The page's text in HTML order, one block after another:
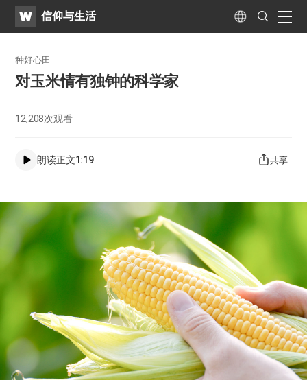
WATV信仰与生活 Language
Search
Submit
种好心田
对玉米情有独钟的科学家
12,208次观看
朗读正文1:19 共享